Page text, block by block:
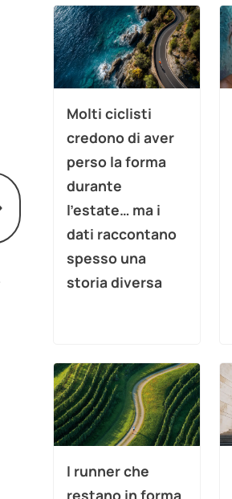
Molti ciclisti
credono di aver
perso la forma
durante
l’estate… ma i
dati raccontano
spesso una
storia diversa
I runner che
restano in forma